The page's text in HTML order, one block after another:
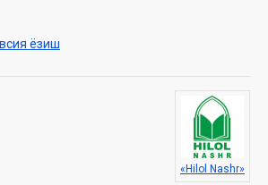
обуна хизмати бор:
ёзиш
«Hilol Nashr»